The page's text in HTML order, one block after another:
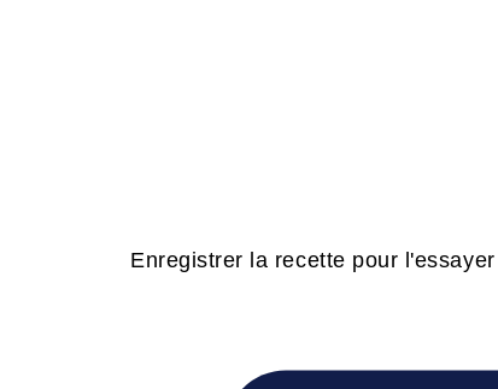
Enregistrer la recette pour